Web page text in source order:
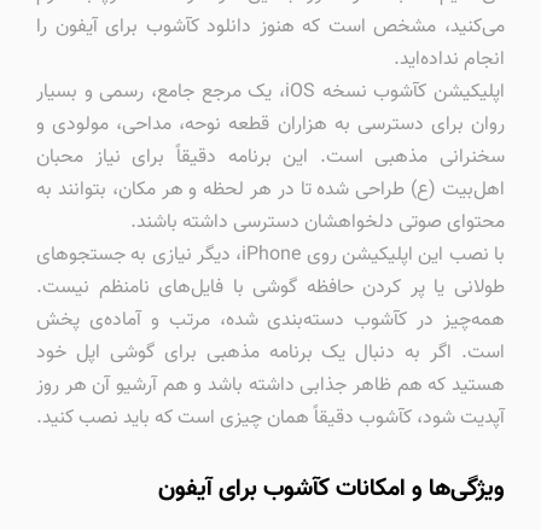
می‌کنید، مشخص است که هنوز دانلود کآشوب برای آیفون را
انجام نداده‌اید.
اپلیکیشن کآشوب نسخه iOS، یک مرجع جامع، رسمی و بسیار
روان برای دسترسی به هزاران قطعه نوحه، مداحی، مولودی و
سخنرانی مذهبی است. این برنامه دقیقاً برای نیاز محبان
اهل‌بیت (ع) طراحی شده تا در هر لحظه و هر مکان، بتوانند به
محتوای صوتی دلخواهشان دسترسی داشته باشند.
با نصب این اپلیکیشن روی iPhone، دیگر نیازی به جستجوهای
طولانی یا پر کردن حافظه گوشی با فایل‌های نامنظم نیست.
همه‌چیز در کآشوب دسته‌بندی شده، مرتب و آماده‌ی پخش
است. اگر به دنبال یک برنامه مذهبی برای گوشی اپل خود
هستید که هم ظاهر جذابی داشته باشد و هم آرشیو آن هر روز
آپدیت شود، کآشوب دقیقاً همان چیزی است که باید نصب کنید.
ویژگی‌ها و امکانات کآشوب برای آیفون